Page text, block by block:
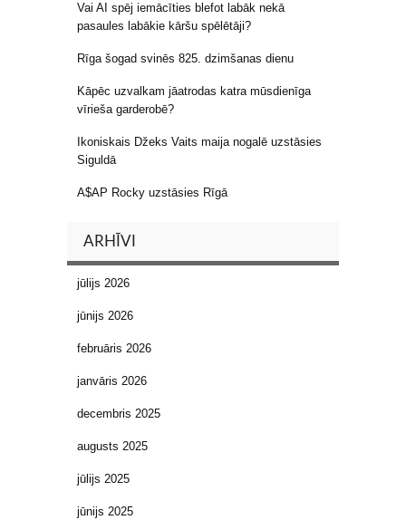
Vai AI spēj iemācīties blefot labāk nekā
pasaules labākie kāršu spēlētāji?
Rīga šogad svinēs 825. dzimšanas dienu
Kāpēc uzvalkam jāatrodas katra mūsdienīga
vīrieša garderobē?
Ikoniskais Džeks Vaits maija nogalē uzstāsies
Siguldā
A$AP Rocky uzstāsies Rīgā
ARHĪVI
jūlijs 2026
jūnijs 2026
februāris 2026
janvāris 2026
decembris 2025
augusts 2025
jūlijs 2025
jūnijs 2025